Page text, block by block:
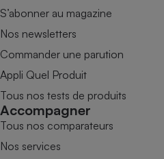
S’abonner au magazine
Nos newsletters
Commander une parution
Appli Quel Produit
Tous nos tests de produits
Accompagner
Tous nos comparateurs
Nos services